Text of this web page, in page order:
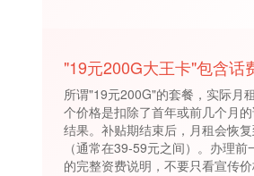
"19元200G大王卡"包含话
所谓"19元200G"的套餐，实际月
个价格是扣除了首年或前几个月
结果。补贴期结束后，月租会恢
（通常在39-59元之间）。办理
的完整资费说明，不要只看宣传价